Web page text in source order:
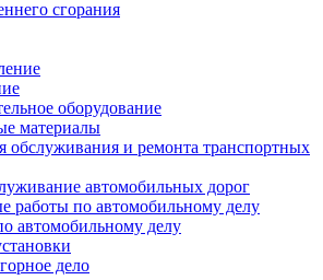
сгорания
оборудование
материалы
обслуживания и ремонта транспортных
автомобильных дорог
работы по автомобильному делу
автомобильному делу
дело